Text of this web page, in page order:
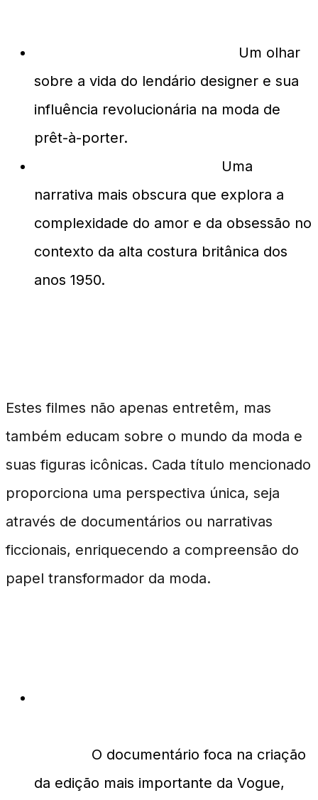
Um olhar
sobre a vida do lendário designer e sua
influência revolucionária na moda de
prêt-à-porter.
Uma
narrativa mais obscura que explora a
complexidade do amor e da obsessão no
contexto da alta costura britânica dos
anos 1950.
Estes filmes não apenas entretêm, mas
também educam sobre o mundo da moda e
suas figuras icônicas. Cada título mencionado
proporciona uma perspectiva única, seja
através de documentários ou narrativas
ficcionais, enriquecendo a compreensão do
papel transformador da moda.
O documentário foca na criação
da edição mais importante da Vogue,